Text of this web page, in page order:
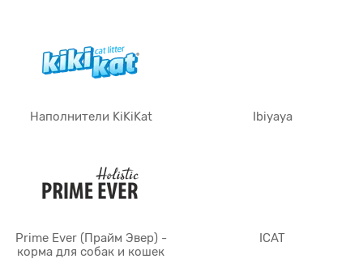
Наполнители KiKiKat Ibiyaya
Prime Ever (Прайм Эвер) -
корма для собак и кошек
ICAT